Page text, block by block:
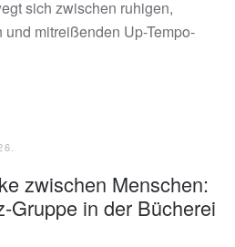
sich zwischen ruhigen,
mitreißenden Up-Tempo-
zwischen Menschen:
Gruppe in der Bücherei